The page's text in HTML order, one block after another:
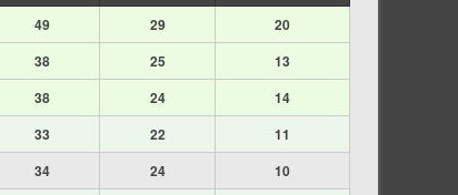
49 29
20
38 25
13
38 24
14
33 22
11
34 24
10